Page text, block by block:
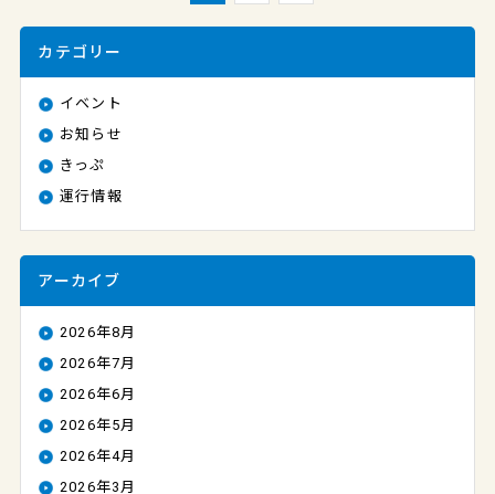
カテゴリー
イベント
お知らせ
きっぷ
運行情報
アーカイブ
2026年8月
2026年7月
2026年6月
2026年5月
2026年4月
2026年3月